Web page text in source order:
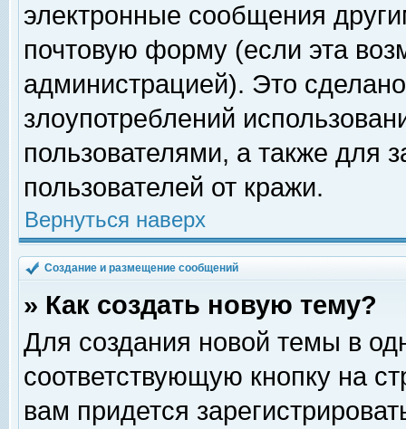
электронные сообщения
почтовую форму (если эта
администрацией). Это
злоупотреблений
пользователями, а также для
пользователей от кражи.
Вернуться наверх
Создание и размещение сообщений
» Как создать новую тему?
Для создания новой темы в
соответствующую кнопку на
вам придется